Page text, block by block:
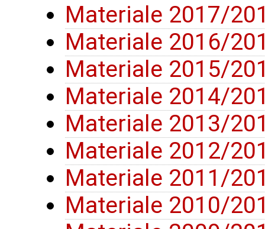
Materiale 2017/
Materiale 2016/
Materiale 2015/
Materiale 2014/
Materiale 2013/
Materiale 2012/
Materiale 2011/
Materiale 2010/